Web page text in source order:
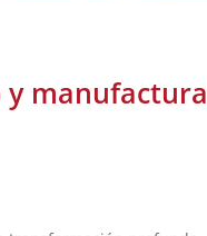
y manufactura